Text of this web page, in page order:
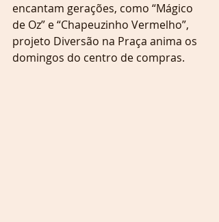
encantam gerações, como “Mágico
de Oz” e “Chapeuzinho Vermelho”,
projeto Diversão na Praça anima os
domingos do centro de compras.